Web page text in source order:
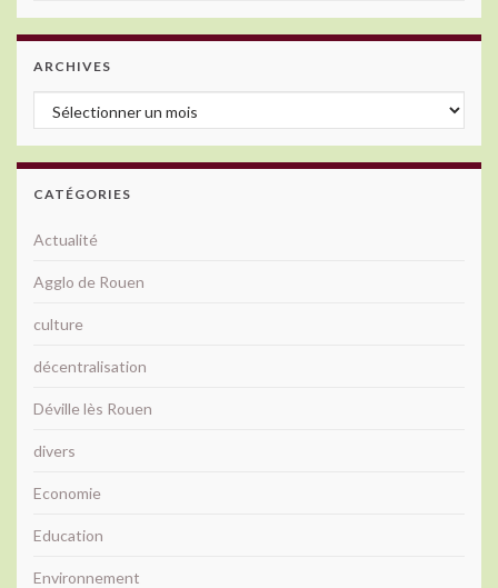
ARCHIVES
Archives
CATÉGORIES
Actualité
Agglo de Rouen
culture
décentralisation
Déville lès Rouen
divers
Economie
Education
Environnement